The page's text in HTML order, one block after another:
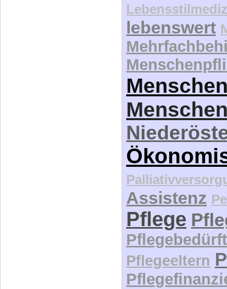
lebenswert
Assistenz
Pflege
Pflegeeltern